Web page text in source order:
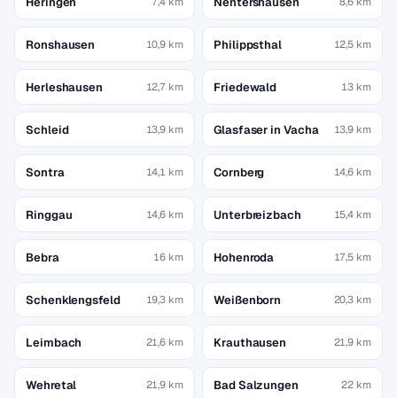
Ronshausen 10,9 km Philippsthal 12,5 km
Herleshausen 12,7 km Friedewald 13 km
Schleid 13,9 km Glasfaser in Vacha 13,9 km
Sontra 14,1 km Cornberg 14,6 km
Ringgau 14,6 km Unterbreizbach 15,4 km
Bebra 16 km Hohenroda 17,5 km
Schenklengsfeld 19,3 km Weißenborn 20,3 km
Leimbach 21,6 km Krauthausen 21,9 km
Wehretal 21,9 km Bad Salzungen 22 km